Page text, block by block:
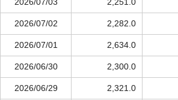
2026/07/02 2,282.0
2026/07/01 2,634.0
2026/06/30 2,300.0
2026/06/29 2,321.0